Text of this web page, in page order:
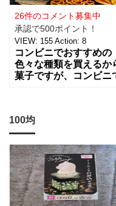
26件のコメント募集中
承認で500ポイント！
VIEW: 155 Action: 8
コンビニでおすすめの
色々な種類を買えるか
菓子ですが、コンビニ
100均